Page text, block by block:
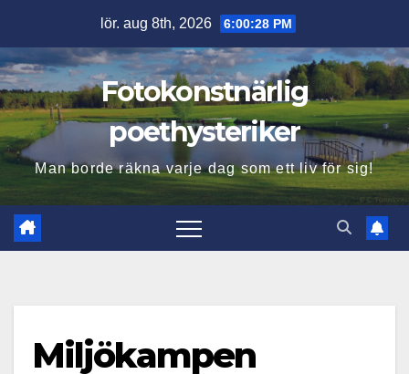
innehåll
lör. aug 8th, 2026 6:00:29 PM
Fotokonstnärlig
poethysteriker
Man borde räkna varje dag som ett liv för sig!
Miljökampen